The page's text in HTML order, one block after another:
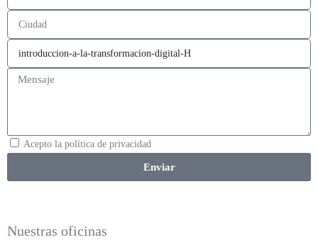
Acepto la política de privacidad
Enviar
Nuestras oficinas